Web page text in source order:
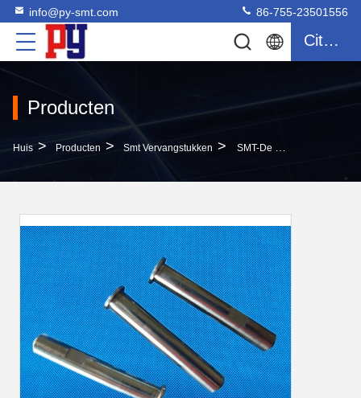
info@py-smt.com 86-755-23501556
Citaat
Producten
Huis > Producten > Smt Vervangstukken > SMT-De Machinedelen Van Assemblagejuki, Van De De Bandvoeder Van E6666706R00 32R 1 FTFR De SCHACHT Van De De Delenspoel